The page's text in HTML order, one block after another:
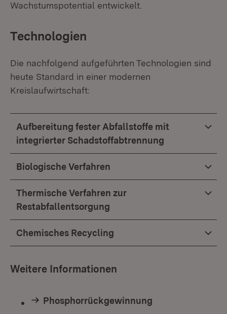
Wachstumspotential entwickelt.
Technologien
Die nachfolgend aufgeführten Technologien sind
heute Standard in einer modernen
Kreislaufwirtschaft:
Aufbereitung fester Abfallstoffe mit
integrierter Schadstoffabtrennung
Biologische Verfahren
Thermische Verfahren zur
Restabfallentsorgung
Chemisches Recycling
Weitere Informationen
Phosphorrückgewinnung